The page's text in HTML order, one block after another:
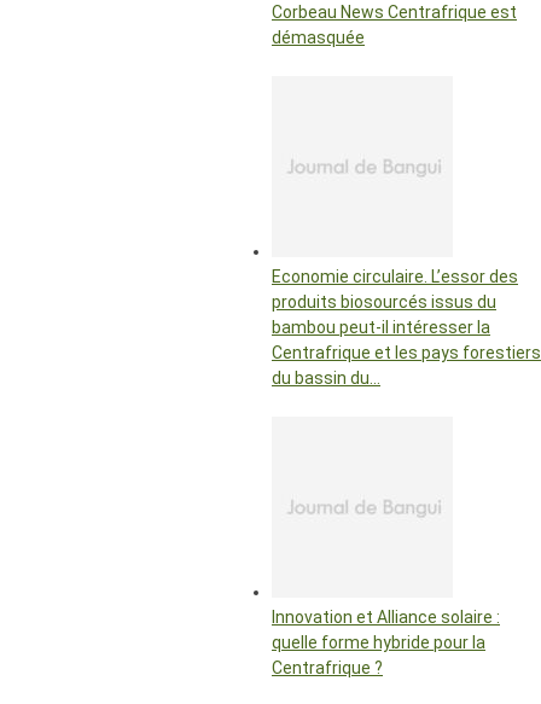
Corbeau News Centrafrique est
démasquée
Economie circulaire. L’essor des
produits biosourcés issus du
bambou peut-il intéresser la
Centrafrique et les pays forestiers
du bassin du…
Innovation et Alliance solaire :
quelle forme hybride pour la
Centrafrique ?